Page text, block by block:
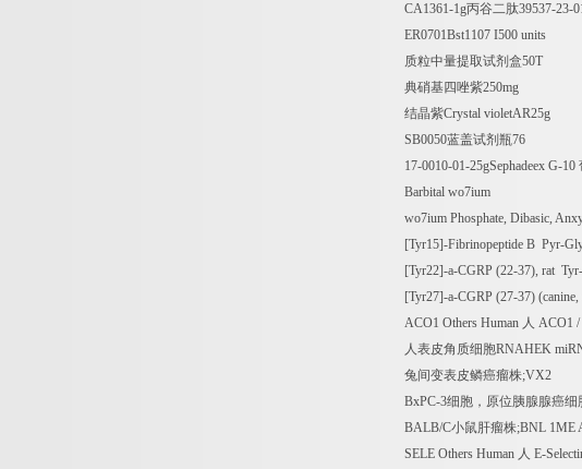
CA1361-1g丙谷二肽39537-23-
ER0701Bst1107 I500 units
质粒中量提取试剂盒50T
典硝基四唑紫250mg
结晶紫Crystal violetAR25g
SB0050蓝盖试剂瓶76
17-0010-01-25gSephadeex G-10
Barbital wo7ium
wo7ium Phosphate, Dibasic,
[Tyr15]-Fibrinopeptide B Pyr-
[Tyr22]-a-CGRP (22-37), rat
[Tyr27]-a-CGRP (27-37)
ACO1 Others Human 人 ACO1 /
人表皮角质细胞RNAHEK
兔间变表皮鳞癌瘤株;VX2
BxPC-3细胞，原位胰腺腺癌细
BALB/C小鼠肝瘤株;BNL 1ME
SELE Others Human 人 E-